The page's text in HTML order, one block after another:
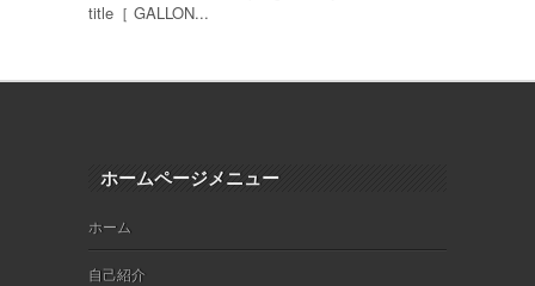
title［ GALLON...
ホームページメニュー
ホーム
自己紹介